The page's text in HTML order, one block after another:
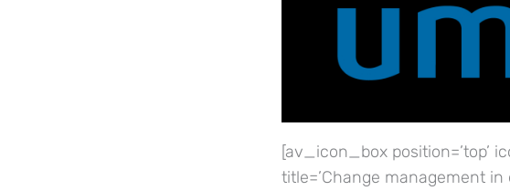
[av_icon_box position=’top’
title=’Change management in